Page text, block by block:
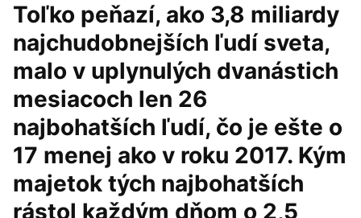
Toľko peňazí, ako 3,8 miliardy
najchudobnejších ľudí sveta,
malo v uplynulých dvanástich
mesiacoch len 26
najbohatších ľudí, čo je ešte o
17 menej ako v roku 2017. Kým
majetok tých najbohatších
rástol každým dňom o 2,5